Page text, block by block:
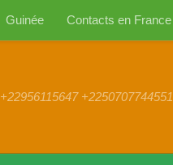
Guinée Contacts en France
+22956115647 +2250707744551